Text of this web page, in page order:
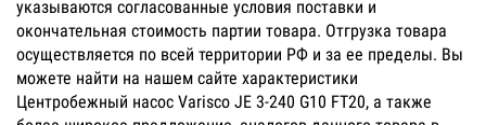
указываются согласованные условия поставки и
окончательная стоимость партии товара. Отгрузка товара
осуществляется по всей территории РФ и за ее пределы. Вы
можете найти на нашем сайте характеристики
Центробежный насос Varisco JE 3-240 G10 FT20, а также